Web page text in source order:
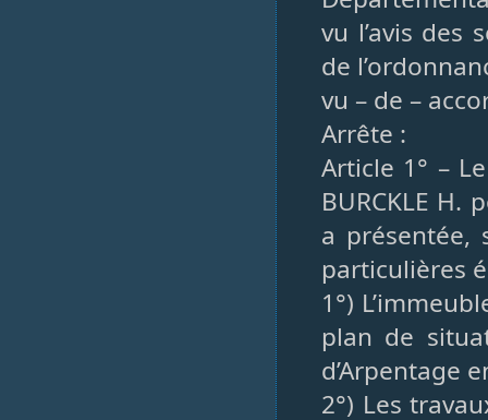
vu l’avis des
de
vu – de –
Arrête :
Article 1° –
BURCKLE H.
a présentée,
particulières
1°)
plan de
d’Arpentage
2°) Les